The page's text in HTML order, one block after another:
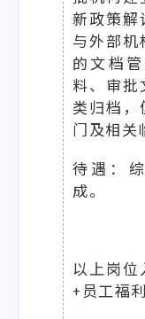
新政策解
与外部机
的文档
料、审批
类归档，
门及相关
待遇：
成。
以上岗
+员工福